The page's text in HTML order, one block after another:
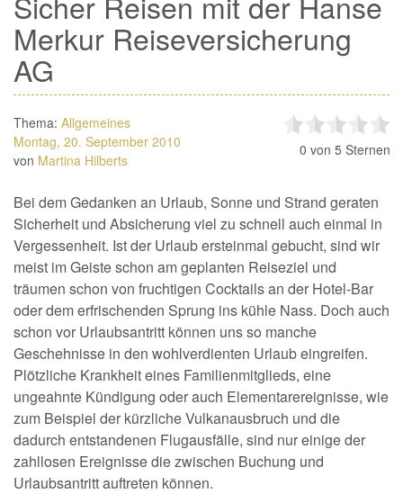
Merkur Reiseversicherung
AG
Thema: Allgemeines
Montag, 20. September 2010
von Martina Hilberts
0 von 5 Sternen
Bei dem Gedanken an Urlaub, Sonne und Strand geraten
Sicherheit und Absicherung viel zu schnell auch einmal in
Vergessenheit. Ist der Urlaub ersteinmal gebucht, sind wir
meist im Geiste schon am geplanten Reiseziel und
träumen schon von fruchtigen Cocktails an der Hotel-Bar
oder dem erfrischenden Sprung ins kühle Nass. Doch auch
schon vor Urlaubsantritt können uns so manche
Geschehnisse in den wohlverdienten Urlaub eingreifen.
Plötzliche Krankheit eines Familienmitglieds, eine
ungeahnte Kündigung oder auch Elementarereignisse, wie
zum Beispiel der kürzliche Vulkanausbruch und die
dadurch entstandenen Flugausfälle, sind nur einige der
zahllosen Ereignisse die zwischen Buchung und
Urlaubsantritt auftreten können.